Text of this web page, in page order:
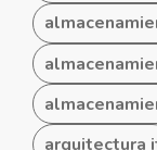
arquitectura